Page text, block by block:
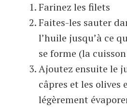
Farinez les filets
Faites-les sauter
l’huile jusqu’à ce
se forme (la
Ajoutez ensuite le
câpres et les olives
légèrement